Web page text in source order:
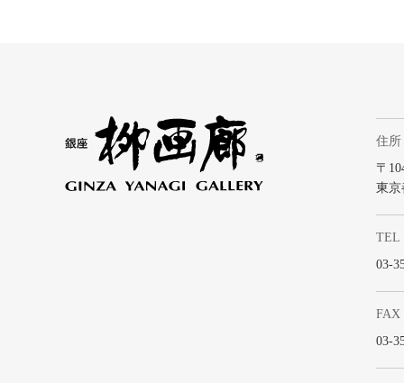
住所
〒
東京
TEL
03-
FAX
03-